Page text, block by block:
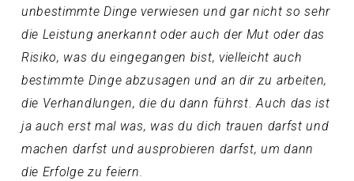
unbestimmte Dinge verwiesen und gar nicht so sehr
die Leistung anerkannt oder auch der Mut oder das
Risiko, was du eingegangen bist, vielleicht auch
bestimmte Dinge abzusagen und an dir zu arbeiten,
die Verhandlungen, die du dann führst. Auch das ist
ja auch erst mal was, was du dich trauen darfst und
machen darfst und ausprobieren darfst, um dann
die Erfolge zu feiern.